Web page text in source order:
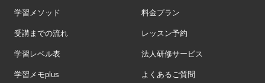
学習メソッド 料金プラン
受講までの流れ レッスン予約
学習レベル表 法人研修サービス
学習メモplus よくあるご質問